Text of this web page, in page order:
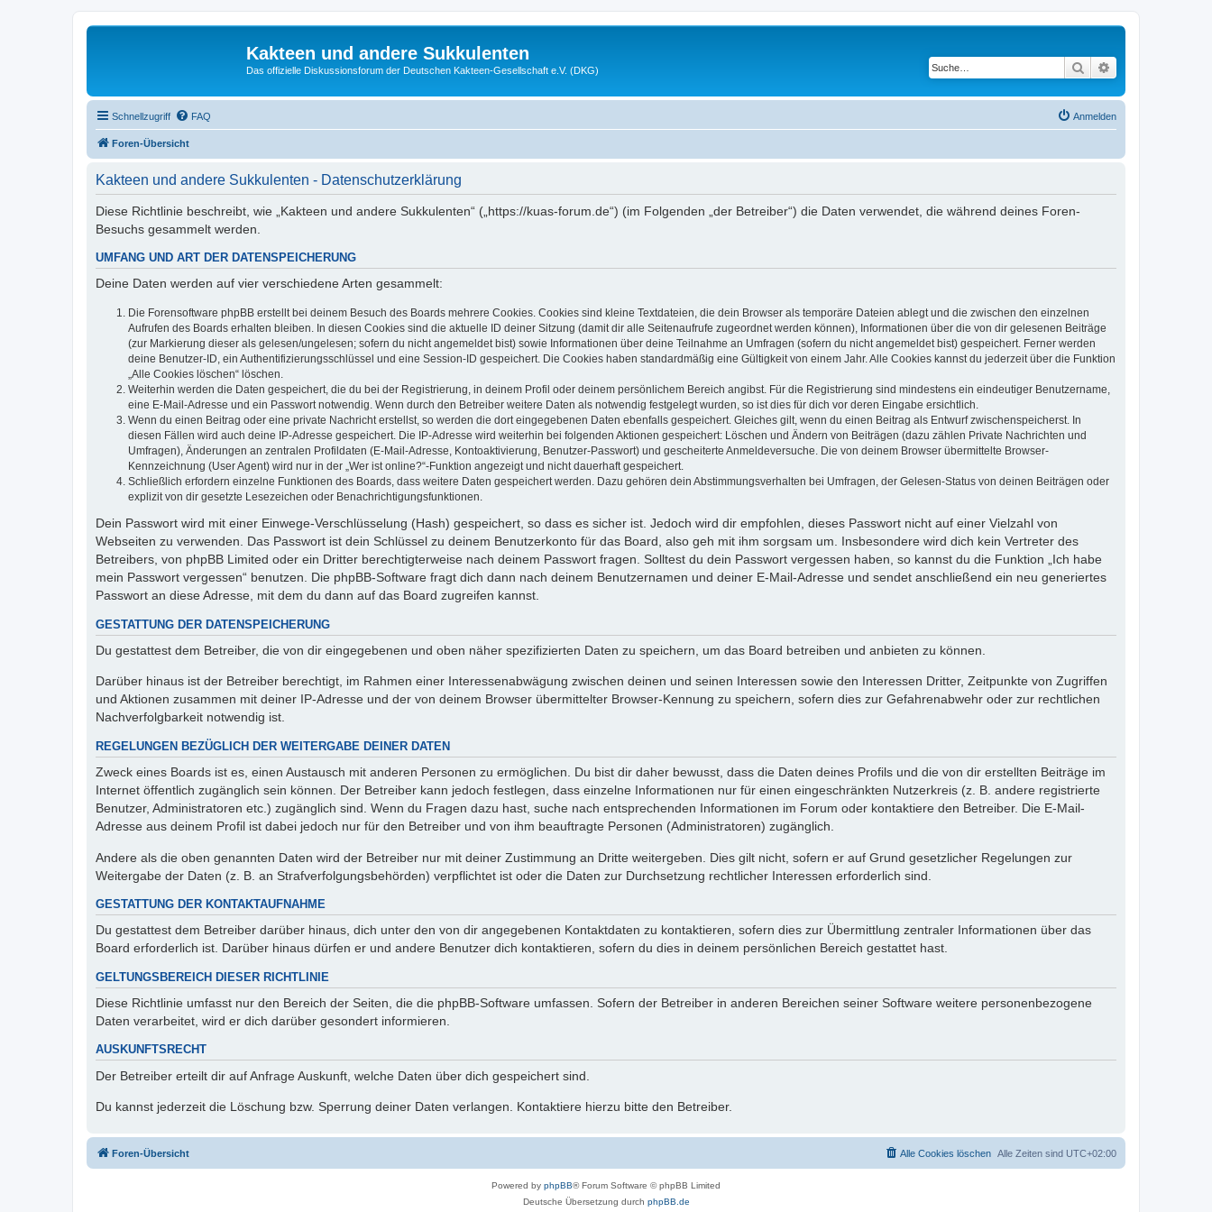
Kakteen und andere Sukkulenten
Das offizielle Diskussionsforum der Deutschen Kakteen-Gesellschaft e.V. (DKG) Suche
Schnellzugriff FAQ Anmelden
Foren-Übersicht
Kakteen und andere Sukkulenten - Datenschutzerklärung
Diese Richtlinie beschreibt, wie „Kakteen und andere Sukkulenten“ („https://kuas-forum.de“) (im Folgenden „der Betreiber“) die Daten verwendet, die während deines Foren-
Besuchs gesammelt werden.
UMFANG UND ART DER DATENSPEICHERUNG
Deine Daten werden auf vier verschiedene Arten gesammelt:
Die Forensoftware phpBB erstellt bei deinem Besuch des Boards mehrere Cookies. Cookies sind kleine Textdateien, die dein Browser als temporäre Dateien ablegt und die zwischen den einzelnen
Aufrufen des Boards erhalten bleiben. In diesen Cookies sind die aktuelle ID deiner Sitzung (damit dir alle Seitenaufrufe zugeordnet werden können), Informationen über die von dir gelesenen Beiträge
(zur Markierung dieser als gelesen/ungelesen; sofern du nicht angemeldet bist) sowie Informationen über deine Teilnahme an Umfragen (sofern du nicht angemeldet bist) gespeichert. Ferner werden
deine Benutzer-ID, ein Authentifizierungsschlüssel und eine Session-ID gespeichert. Die Cookies haben standardmäßig eine Gültigkeit von einem Jahr. Alle Cookies kannst du jederzeit über die Funktion
„Alle Cookies löschen“ löschen.
Weiterhin werden die Daten gespeichert, die du bei der Registrierung, in deinem Profil oder deinem persönlichem Bereich angibst. Für die Registrierung sind mindestens ein eindeutiger Benutzername,
eine E-Mail-Adresse und ein Passwort notwendig. Wenn durch den Betreiber weitere Daten als notwendig festgelegt wurden, so ist dies für dich vor deren Eingabe ersichtlich.
Wenn du einen Beitrag oder eine private Nachricht erstellst, so werden die dort eingegebenen Daten ebenfalls gespeichert. Gleiches gilt, wenn du einen Beitrag als Entwurf zwischenspeicherst. In
diesen Fällen wird auch deine IP-Adresse gespeichert. Die IP-Adresse wird weiterhin bei folgenden Aktionen gespeichert: Löschen und Ändern von Beiträgen (dazu zählen Private Nachrichten und
Umfragen), Änderungen an zentralen Profildaten (E-Mail-Adresse, Kontoaktivierung, Benutzer-Passwort) und gescheiterte Anmeldeversuche. Die von deinem Browser übermittelte Browser-
Kennzeichnung (User Agent) wird nur in der „Wer ist online?“-Funktion angezeigt und nicht dauerhaft gespeichert.
Schließlich erfordern einzelne Funktionen des Boards, dass weitere Daten gespeichert werden. Dazu gehören dein Abstimmungsverhalten bei Umfragen, der Gelesen-Status von deinen Beiträgen oder
explizit von dir gesetzte Lesezeichen oder Benachrichtigungsfunktionen.
Dein Passwort wird mit einer Einwege-Verschlüsselung (Hash) gespeichert, so dass es sicher ist. Jedoch wird dir empfohlen, dieses Passwort nicht auf einer Vielzahl von
Webseiten zu verwenden. Das Passwort ist dein Schlüssel zu deinem Benutzerkonto für das Board, also geh mit ihm sorgsam um. Insbesondere wird dich kein Vertreter des
Betreibers, von phpBB Limited oder ein Dritter berechtigterweise nach deinem Passwort fragen. Solltest du dein Passwort vergessen haben, so kannst du die Funktion „Ich habe
mein Passwort vergessen“ benutzen. Die phpBB-Software fragt dich dann nach deinem Benutzernamen und deiner E-Mail-Adresse und sendet anschließend ein neu generiertes
Passwort an diese Adresse, mit dem du dann auf das Board zugreifen kannst.
GESTATTUNG DER DATENSPEICHERUNG
Du gestattest dem Betreiber, die von dir eingegebenen und oben näher spezifizierten Daten zu speichern, um das Board betreiben und anbieten zu können.
Darüber hinaus ist der Betreiber berechtigt, im Rahmen einer Interessenabwägung zwischen deinen und seinen Interessen sowie den Interessen Dritter, Zeitpunkte von Zugriffen
und Aktionen zusammen mit deiner IP-Adresse und der von deinem Browser übermittelter Browser-Kennung zu speichern, sofern dies zur Gefahrenabwehr oder zur rechtlichen
Nachverfolgbarkeit notwendig ist.
REGELUNGEN BEZÜGLICH DER WEITERGABE DEINER DATEN
Zweck eines Boards ist es, einen Austausch mit anderen Personen zu ermöglichen. Du bist dir daher bewusst, dass die Daten deines Profils und die von dir erstellten Beiträge im
Internet öffentlich zugänglich sein können. Der Betreiber kann jedoch festlegen, dass einzelne Informationen nur für einen eingeschränkten Nutzerkreis (z. B. andere registrierte
Benutzer, Administratoren etc.) zugänglich sind. Wenn du Fragen dazu hast, suche nach entsprechenden Informationen im Forum oder kontaktiere den Betreiber. Die E-Mail-
Adresse aus deinem Profil ist dabei jedoch nur für den Betreiber und von ihm beauftragte Personen (Administratoren) zugänglich.
Andere als die oben genannten Daten wird der Betreiber nur mit deiner Zustimmung an Dritte weitergeben. Dies gilt nicht, sofern er auf Grund gesetzlicher Regelungen zur
Weitergabe der Daten (z. B. an Strafverfolgungsbehörden) verpflichtet ist oder die Daten zur Durchsetzung rechtlicher Interessen erforderlich sind.
GESTATTUNG DER KONTAKTAUFNAHME
Du gestattest dem Betreiber darüber hinaus, dich unter den von dir angegebenen Kontaktdaten zu kontaktieren, sofern dies zur Übermittlung zentraler Informationen über das
Board erforderlich ist. Darüber hinaus dürfen er und andere Benutzer dich kontaktieren, sofern du dies in deinem persönlichen Bereich gestattet hast.
GELTUNGSBEREICH DIESER RICHTLINIE
Diese Richtlinie umfasst nur den Bereich der Seiten, die die phpBB-Software umfassen. Sofern der Betreiber in anderen Bereichen seiner Software weitere personenbezogene
Daten verarbeitet, wird er dich darüber gesondert informieren.
AUSKUNFTSRECHT
Der Betreiber erteilt dir auf Anfrage Auskunft, welche Daten über dich gespeichert sind.
Du kannst jederzeit die Löschung bzw. Sperrung deiner Daten verlangen. Kontaktiere hierzu bitte den Betreiber.
Foren-Übersicht Alle Zeiten sind UTC+02:00
Alle Cookies löschen
Powered by phpBB® Forum Software © phpBB Limited
Deutsche Übersetzung durch phpBB.de